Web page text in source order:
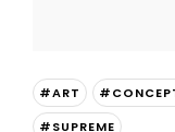
#ART
#SUPREME